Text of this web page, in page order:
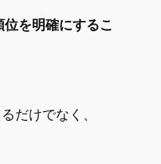
を明確にするこ
だけでなく、